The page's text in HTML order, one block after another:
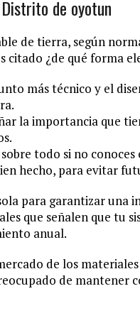
de oyotun
de tierra, según
¿de qué forma
más técnico y el
la importancia que
todo si no
hecho, para evitar
para garantizar una
que señalen que tu
anual.
de los
de mantener